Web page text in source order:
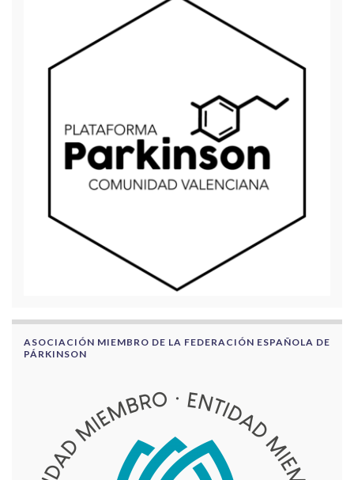
ASOCIACIÓN MIEMBRO DE LA FEDERACIÓN ESPAÑOLA DE
PÁRKINSON